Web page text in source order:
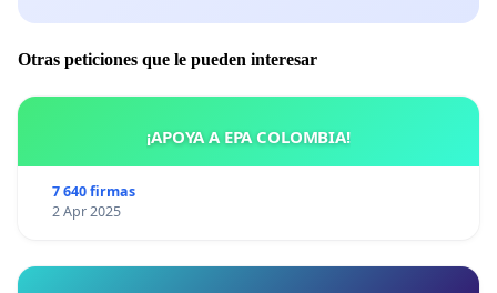
Otras peticiones que le pueden interesar
¡APOYA A EPA COLOMBIA!
7 640 firmas
2 Apr 2025